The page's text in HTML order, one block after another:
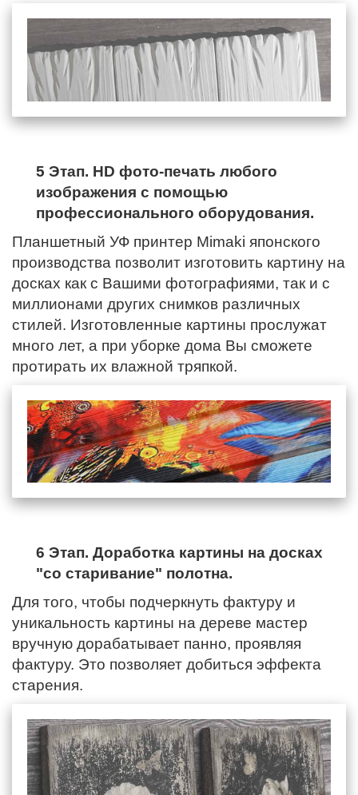
5 Этап. HD фото-печать любого
изображения с помощью
профессионального оборудования.
Планшетный УФ принтер Mimaki японского
производства позволит изготовить картину на
досках как с Вашими фотографиями, так и с
миллионами других снимков различных
стилей. Изготовленные картины прослужат
много лет, а при уборке дома Вы сможете
протирать их влажной тряпкой.
6 Этап. Доработка картины на досках
"со старивание" полотна.
Для того, чтобы подчеркнуть фактуру и
уникальность картины на дереве мастер
вручную дорабатывает панно, проявляя
фактуру. Это позволяет добиться эффекта
старения.